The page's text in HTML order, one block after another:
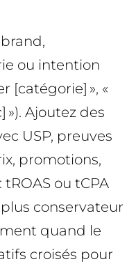
ou intention
[catégorie] », «
Ajoutez des
USP, preuves
promotions,
ou tCPA
conservateur
quand le
croisés pour